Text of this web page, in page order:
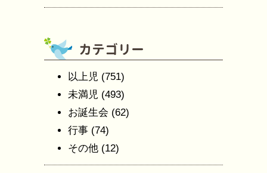
以上児 (751)
未満児 (493)
お誕生会 (62)
行事 (74)
その他 (12)